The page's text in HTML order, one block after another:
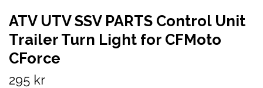
ATV UTV SSV PARTS Control Unit
Trailer Turn Light for CFMoto
CForce
295 kr